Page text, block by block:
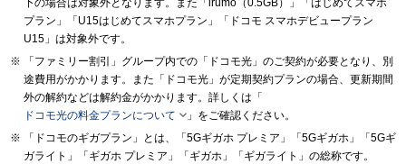
プラン」「U15はじめてスマホプラン」「ドコモ スマホデビュープラン
U15」は対象外です。
「ファミリー割引」グループ内での「ドコモ光」のご契約が必要となり、別
途費用がかかります。また「ドコモ光」が定期契約プランの場合、更新期間
外の解約などは解約金がかかります。詳しくは「
ドコモ光の料金プランについて  」をご確認ください。
「ドコモのギガプラン」とは、「5Gギガホ プレミア」「5Gギガホ」「5Gギ
ガライト」「ギガホ プレミア」「ギガホ」「ギガライト」の総称です。